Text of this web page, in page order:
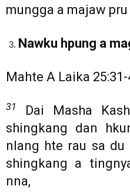
mungga a majaw pru
Nawku hpung a
Mahte A Laika 25:31-
31
Dai Masha
shingkang dan
nlang hte rau sa du
shingkang a
nna,